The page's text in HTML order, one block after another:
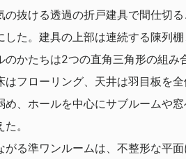
の抜ける透過の折戸建具で間仕切
した。建具の上部は連続する陳列棚
のかたちは2つの直角三角形の組み
はフローリング、天井は羽目板を
め、ホールを中心にサブルームや
。
る準ワンルームは、不整形な平面